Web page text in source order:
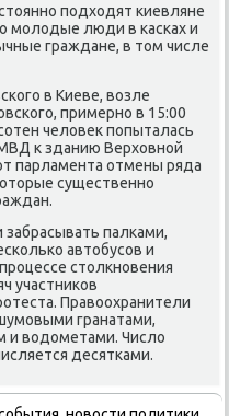
подходят киевляне
молодые люди в касках и
граждане, в том числе
в Киеве, возле
примерно в 15:00
человек попыталась
к зданию Верховной
парламента отмены ряда
существенно
палками,
автобусов и
столкновения
участников
Правоохранители
гранатами,
и водометами. Число
десятками.